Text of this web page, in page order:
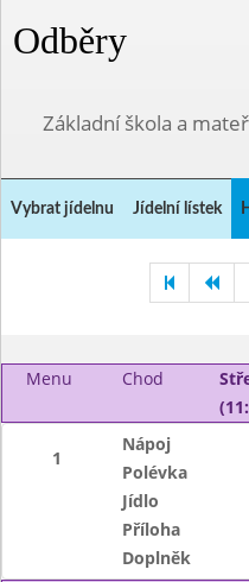
Odběry
Základní škola a
Vybrat jídelnu Jídelní lístek
Menu Chod
1
Nápoj
Polévka
Jídlo
Příloha
Doplněk